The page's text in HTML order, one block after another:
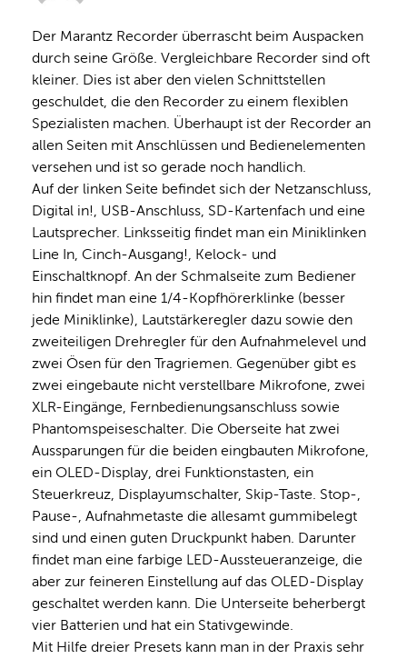
Der Marantz Recorder überrascht beim Auspacken
durch seine Größe. Vergleichbare Recorder sind oft
kleiner. Dies ist aber den vielen Schnittstellen
geschuldet, die den Recorder zu einem flexiblen
Spezialisten machen. Überhaupt ist der Recorder an
allen Seiten mit Anschlüssen und Bedienelementen
versehen und ist so gerade noch handlich.
Auf der linken Seite befindet sich der Netzanschluss,
Digital in!, USB-Anschluss, SD-Kartenfach und eine
Lautsprecher. Linksseitig findet man ein Miniklinken
Line In, Cinch-Ausgang!, Kelock- und
Einschaltknopf. An der Schmalseite zum Bediener
hin findet man eine 1/4-Kopfhörerklinke (besser
jede Miniklinke), Lautstärkeregler dazu sowie den
zweiteiligen Drehregler für den Aufnahmelevel und
zwei Ösen für den Tragriemen. Gegenüber gibt es
zwei eingebaute nicht verstellbare Mikrofone, zwei
XLR-Eingänge, Fernbedienungsanschluss sowie
Phantomspeiseschalter. Die Oberseite hat zwei
Aussparungen für die beiden eingbauten Mikrofone,
ein OLED-Display, drei Funktionstasten, ein
Steuerkreuz, Displayumschalter, Skip-Taste. Stop-,
Pause-, Aufnahmetaste die allesamt gummibelegt
sind und einen guten Druckpunkt haben. Darunter
findet man eine farbige LED-Aussteueranzeige, die
aber zur feineren Einstellung auf das OLED-Display
geschaltet werden kann. Die Unterseite beherbergt
vier Batterien und hat ein Stativgewinde.
Mit Hilfe dreier Presets kann man in der Praxis sehr